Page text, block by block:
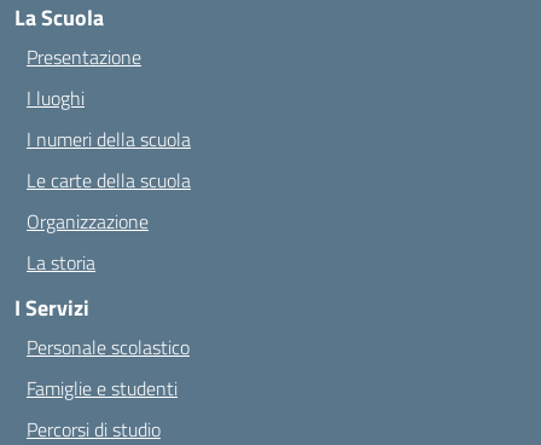
La Scuola
Presentazione
I luoghi
I numeri della scuola
Le carte della scuola
Organizzazione
La storia
I Servizi
Personale scolastico
Famiglie e studenti
Percorsi di studio